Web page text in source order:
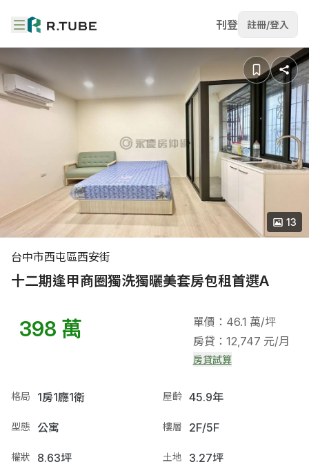
刊登 註冊/登入
台中市西屯區西安街
十二期逢甲商圈獨洗獨曬美套房包租首選A
13
398 萬
單價：46.1 萬/坪
房貸：12,747 元/月
房貸試算
格局 1房1廳1衛 屋齡 45.9年
型態 公寓 樓層 2F/5F
權狀 8.63坪 土地 3.27坪